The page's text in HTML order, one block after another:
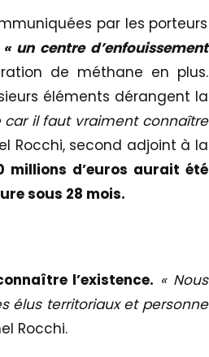
par les porteurs
« un centre d’enfouissement
de méthane en plus.
éléments dérangent la
car il faut vraiment connaître
Rocchi, second adjoint à la
millions d’euros aurait été
sous 28 mois.
l’existence. « Nous
élus territoriaux et personne
Rocchi.